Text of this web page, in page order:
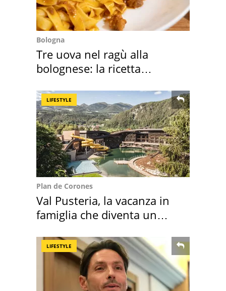
Bologna
Tre uova nel ragù alla
bolognese: la ricetta
LIFESTYLE
Plan de Corones
Val Pusteria, la vacanza in
famiglia che diventa un
LIFESTYLE